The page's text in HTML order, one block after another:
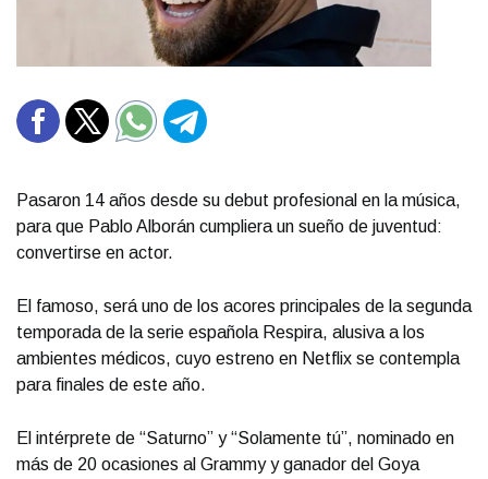
Pasaron 14 años desde su debut profesional en la música,
para que Pablo Alborán cumpliera un sueño de juventud:
convertirse en actor.
El famoso, será uno de los acores principales de la segunda
temporada de la serie española Respira, alusiva a los
ambientes médicos, cuyo estreno en Netflix se contempla
para finales de este año.
El intérprete de “Saturno” y “Solamente tú”, nominado en
más de 20 ocasiones al Grammy y ganador del Goya